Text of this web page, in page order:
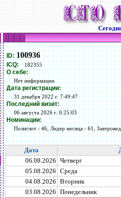
ID: 100936
ICQ: 182355
О себе:
Нет информации
Дата регистрации:
31 декабря 2022 г. 7:49:47
Последний визит:
06 августа 2026 г. 0:25:03
Номинации:
Полиглот - 46, Лидер месяца - 61,
Дата
06.08.2026 Четверг
05.08.2026 Среда
04.08.2026 Вторник
03.08.2026 Понедельник